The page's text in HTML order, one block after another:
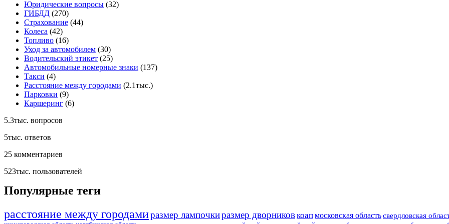
Юридические вопросы (32)
ГИБДД (270)
Страхование (44)
Колеса (42)
Топливо (16)
Уход за автомобилем (30)
Водительский этикет (25)
Автомобильные номерные знаки (137)
Такси (4)
Расстояние между городами (2.1тыс.)
Парковки (9)
Каршеринг (6)
5.3тыс. вопросов
5тыс. ответов
25 комментариев
523тыс. пользователей
Популярные теги
расстояние между городамиразмер лампочкиразмер дворниковкоапмосковская областьсвердловская